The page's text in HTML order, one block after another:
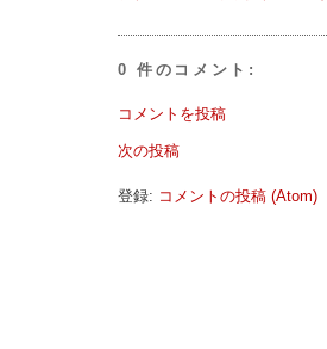
0 件のコメント:
コメントを投稿
次の投稿
登録: コメントの投稿 (Atom)